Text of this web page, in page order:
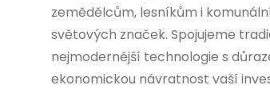
zemědělcům, lesníkům i
světových značek. Spojujeme
nejmodernější technologie s
ekonomickou návratnost vaší